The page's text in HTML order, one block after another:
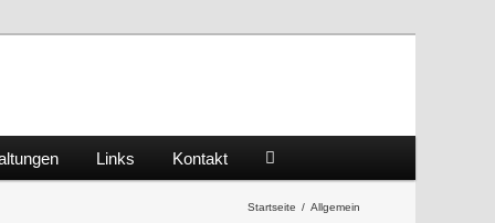
Links Kontakt
Startseite / Allgemein